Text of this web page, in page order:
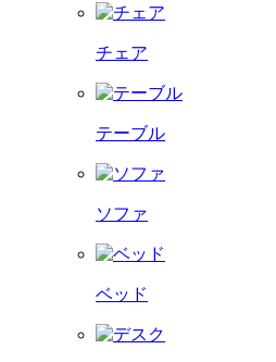
チェア
テーブル
ソファ
ベッド